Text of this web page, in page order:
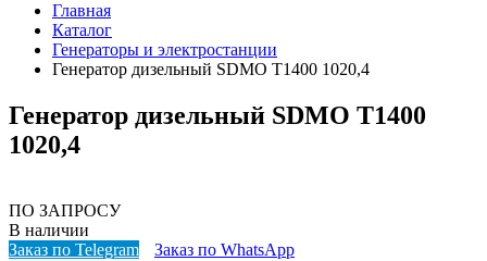
Главная
Каталог
Генераторы и электростанции
Генератор дизельный SDMO T1400 1020,4
Генератор дизельный SDMO T1400
1020,4
ПО ЗАПРОСУ
В наличии
Заказ по Telegram
Заказ по WhatsApp